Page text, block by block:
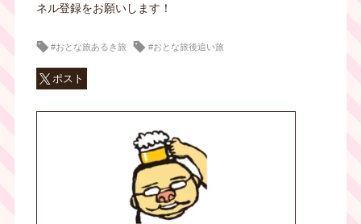
ネル登録をお願いします！
#おとな旅あるき旅 #おとな旅後追い旅
ポスト